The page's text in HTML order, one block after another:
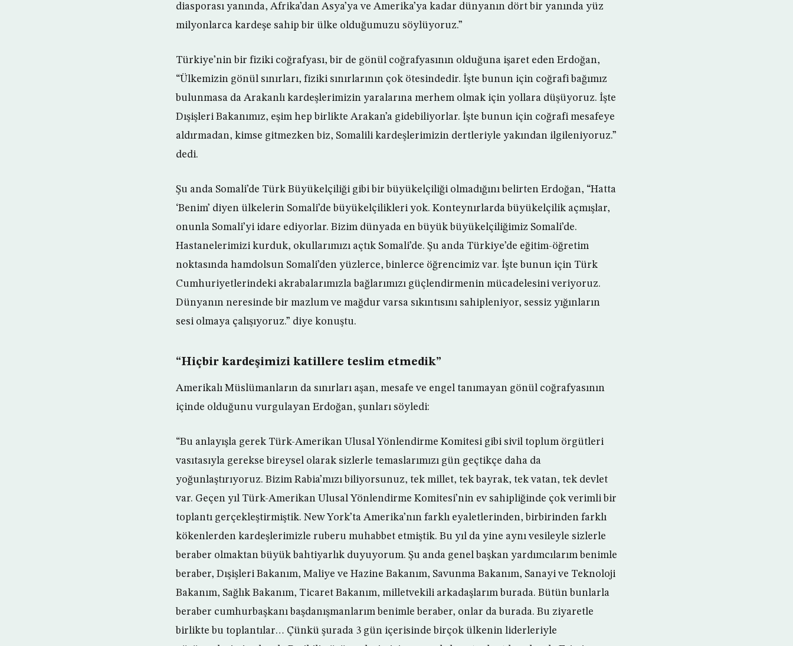
diasporası yanında, Afrika’dan Asya’ya ve Amerika’ya kadar dünyanın dört bir yanında yüz
milyonlarca kardeşe sahip bir ülke olduğumuzu söylüyoruz.”
Türkiye’nin bir fiziki coğrafyası, bir de gönül coğrafyasının olduğuna işaret eden Erdoğan,
“Ülkemizin gönül sınırları, fiziki sınırlarının çok ötesindedir. İşte bunun için coğrafi bağımız
bulunmasa da Arakanlı kardeşlerimizin yaralarına merhem olmak için yollara düşüyoruz. İşte
Dışişleri Bakanımız, eşim hep birlikte Arakan’a gidebiliyorlar. İşte bunun için coğrafi mesafeye
aldırmadan, kimse gitmezken biz, Somalili kardeşlerimizin dertleriyle yakından ilgileniyoruz.”
dedi.
Şu anda Somali’de Türk Büyükelçiliği gibi bir büyükelçiliği olmadığını belirten Erdoğan, “Hatta
‘Benim’ diyen ülkelerin Somali’de büyükelçilikleri yok. Konteynırlarda büyükelçilik açmışlar,
onunla Somali’yi idare ediyorlar. Bizim dünyada en büyük büyükelçiliğimiz Somali’de.
Hastanelerimizi kurduk, okullarımızı açtık Somali’de. Şu anda Türkiye’de eğitim-öğretim
noktasında hamdolsun Somali’den yüzlerce, binlerce öğrencimiz var. İşte bunun için Türk
Cumhuriyetlerindeki akrabalarımızla bağlarımızı güçlendirmenin mücadelesini veriyoruz.
Dünyanın neresinde bir mazlum ve mağdur varsa sıkıntısını sahipleniyor, sessiz yığınların
sesi olmaya çalışıyoruz.” diye konuştu.
“Hiçbir kardeşimizi katillere teslim etmedik”
Amerikalı Müslümanların da sınırları aşan, mesafe ve engel tanımayan gönül coğrafyasının
içinde olduğunu vurgulayan Erdoğan, şunları söyledi:
“Bu anlayışla gerek Türk-Amerikan Ulusal Yönlendirme Komitesi gibi sivil toplum örgütleri
vasıtasıyla gerekse bireysel olarak sizlerle temaslarımızı gün geçtikçe daha da
yoğunlaştırıyoruz. Bizim Rabia’mızı biliyorsunuz, tek millet, tek bayrak, tek vatan, tek devlet
var. Geçen yıl Türk-Amerikan Ulusal Yönlendirme Komitesi’nin ev sahipliğinde çok verimli bir
toplantı gerçekleştirmiştik. New York’ta Amerika’nın farklı eyaletlerinden, birbirinden farklı
kökenlerden kardeşlerimizle ruberu muhabbet etmiştik. Bu yıl da yine aynı vesileyle sizlerle
beraber olmaktan büyük bahtiyarlık duyuyorum. Şu anda genel başkan yardımcılarım benimle
beraber, Dışişleri Bakanım, Maliye ve Hazine Bakanım, Savunma Bakanım, Sanayi ve Teknoloji
Bakanım, Sağlık Bakanım, Ticaret Bakanım, milletvekili arkadaşlarım burada. Bütün bunlarla
beraber cumhurbaşkanı başdanışmanlarım benimle beraber, onlar da burada. Bu ziyaretle
birlikte bu toplantılar… Çünkü şurada 3 gün içerisinde birçok ülkenin liderleriyle